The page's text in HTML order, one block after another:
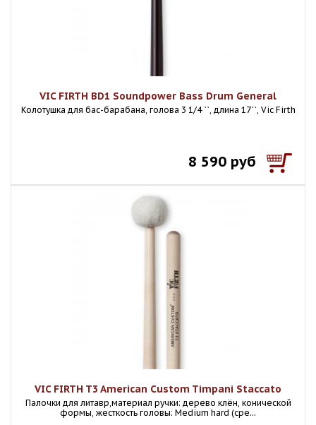
VIC FIRTH BD1 Soundpower Bass Drum General
Колотушка для бас-барабана, голова 3 1/4 ``, длина 17``, Vic Firth
8 590 руб
VIC FIRTH T3 American Custom Timpani Staccato
Палочки для литавр,материал ручки: дерево клён, конической
формы, жесткость головы: Medium hard (сре...